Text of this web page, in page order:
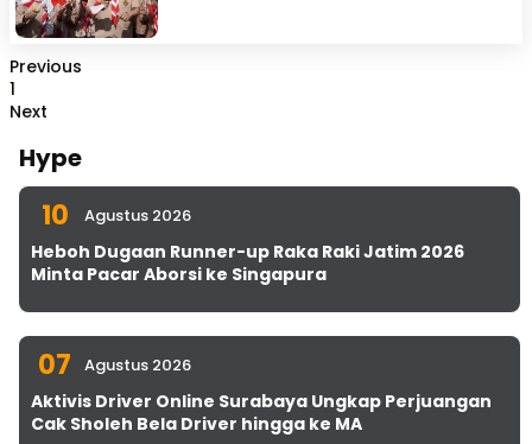
Previous
1
Next
Hype
10 Agustus 2026
Heboh Dugaan Runner-up Raka Raki Jatim 2026
Minta Pacar Aborsi ke Singapura
07 Agustus 2026
Aktivis Driver Online Surabaya Ungkap Perjuangan
Cak Sholeh Bela Driver hingga ke MA